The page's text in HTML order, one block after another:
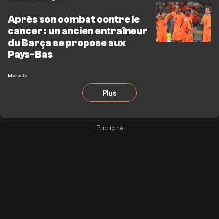
Après son combat contre le
cancer : un ancien entraîneur
du Barça se propose aux
Pays-Bas
Mercato
Plus